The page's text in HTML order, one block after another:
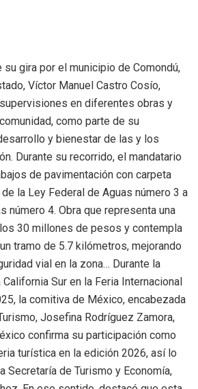
su gira por el municipio de Comondú,
Víctor Manuel Castro Cosío,
en diferentes obras y
como parte de su
y bienestar de las y los
Durante su recorrido, el mandatario
de pavimentación con carpeta
la Ley Federal de Aguas número 3 a
número 4. Obra que representa una
30 millones de pesos y contempla
tramo de 5.7 kilómetros, mejorando
vial en la zona… Durante la
Sur en la Feria Internacional
la comitiva de México, encabezada
Josefina Rodríguez Zamora,
confirma su participación como
turística en la edición 2026, así lo
Secretaría de Turismo y Economía,